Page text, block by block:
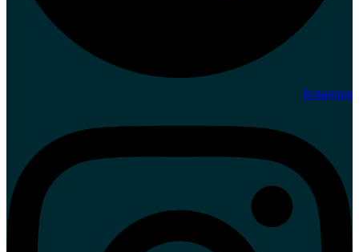
Instagram